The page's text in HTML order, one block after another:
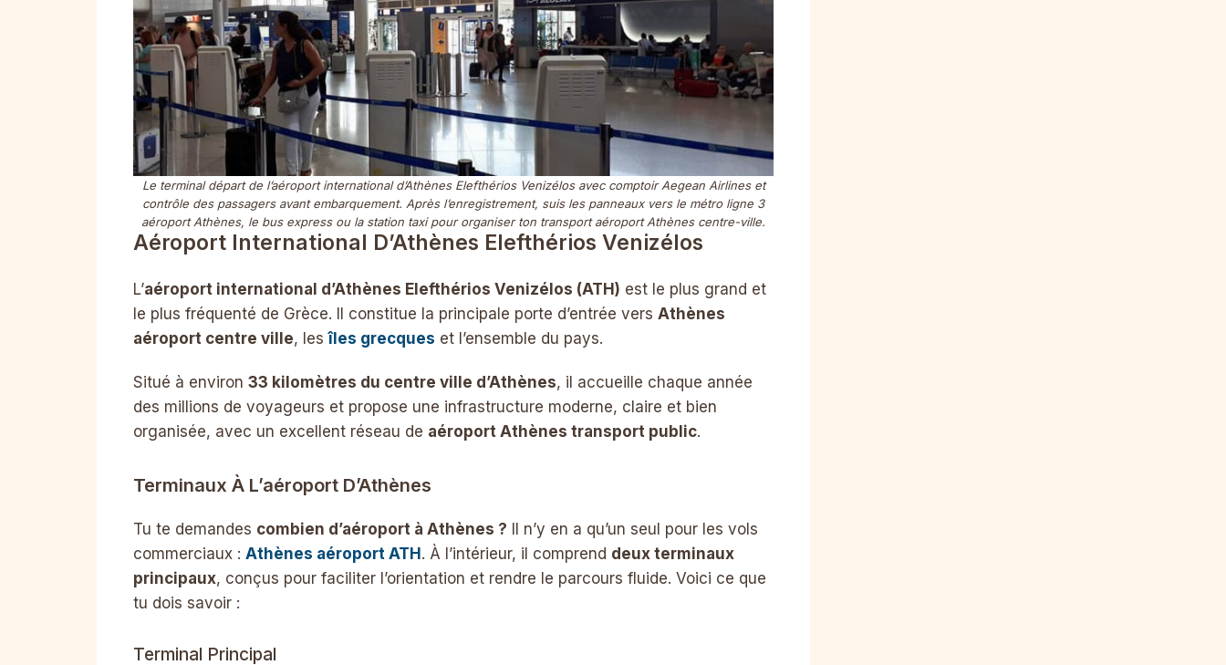
Le terminal départ de l’aéroport international d’Athènes Elefthérios Venizélos avec comptoir Aegean Airlines et
contrôle des passagers avant embarquement. Après l’enregistrement, suis les panneaux vers le métro ligne 3
aéroport Athènes, le bus express ou la station taxi pour organiser ton transport aéroport Athènes centre-ville.
Aéroport International D’Athènes Elefthérios Venizélos
L’aéroport international d’Athènes Elefthérios Venizélos (ATH) est le plus grand et
le plus fréquenté de Grèce. Il constitue la principale porte d’entrée vers Athènes
aéroport centre ville, lesîles grecques et l’ensemble du pays.
Situé à environ 33 kilomètres du centre ville d’Athènes, il accueille chaque année
des millions de voyageurs et propose une infrastructure moderne, claire et bien
organisée, avec un excellent réseau de aéroport Athènes transport public.
Terminaux À L’aéroport D’Athènes
Tu te demandes combien d’aéroport à Athènes ? Il n’y en a qu’un seul pour les vols
commerciaux : Athènes aéroport ATH . À l’intérieur, il comprend deux terminaux
principaux, conçus pour faciliter l’orientation et rendre le parcours fluide. Voici ce que
tu dois savoir :
Terminal Principal